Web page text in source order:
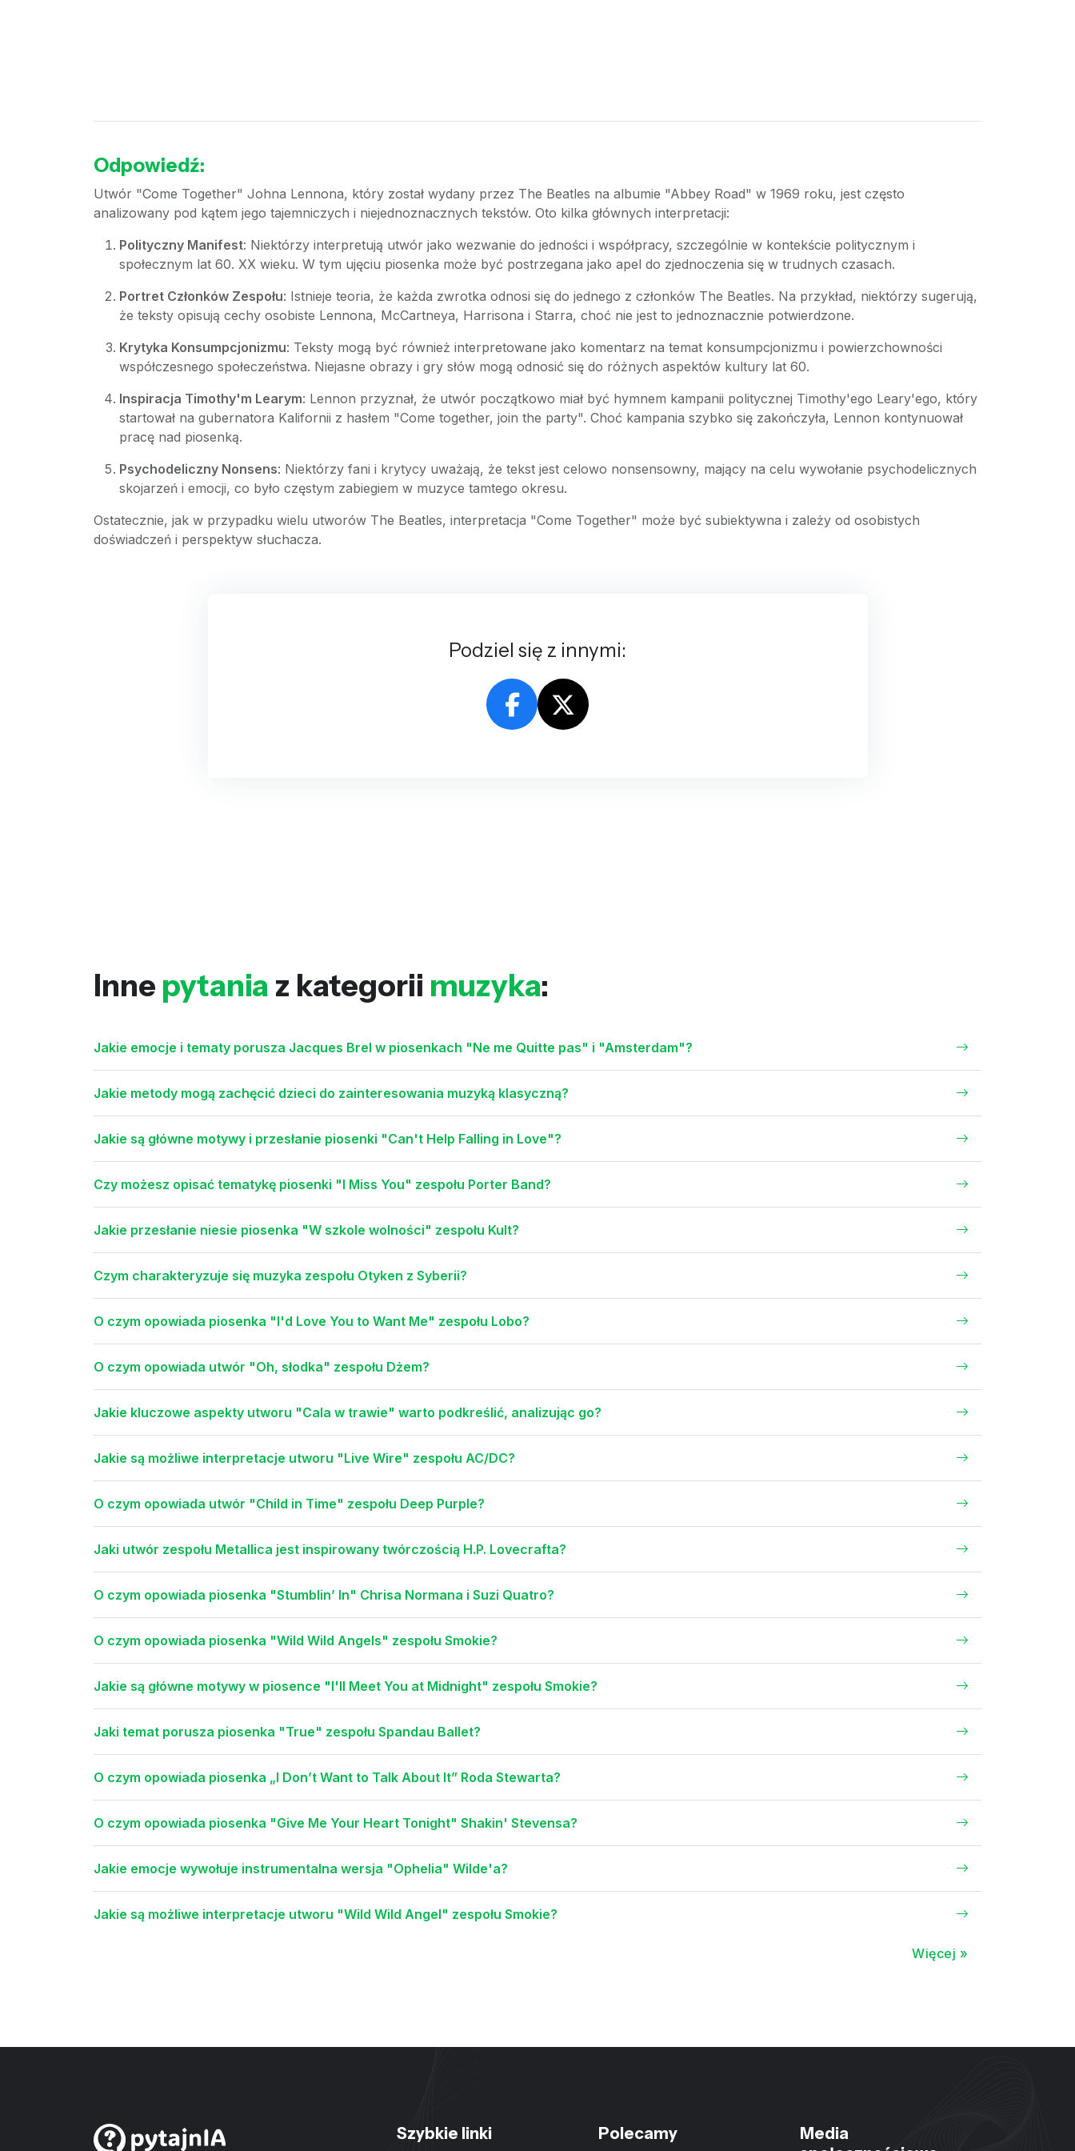
Odpowiedź:
Utwór "Come Together" Johna Lennona, który został wydany przez The Beatles na albumie "Abbey Road" w 1969 roku, jest często
analizowany pod kątem jego tajemniczych i niejednoznacznych tekstów. Oto kilka głównych interpretacji:
Polityczny Manifest: Niektórzy interpretują utwór jako wezwanie do jedności i współpracy, szczególnie w kontekście politycznym i
społecznym lat 60. XX wieku. W tym ujęciu piosenka może być postrzegana jako apel do zjednoczenia się w trudnych czasach.
Portret Członków Zespołu: Istnieje teoria, że każda zwrotka odnosi się do jednego z członków The Beatles. Na przykład, niektórzy sugerują,
że teksty opisują cechy osobiste Lennona, McCartneya, Harrisona i Starra, choć nie jest to jednoznacznie potwierdzone.
Krytyka Konsumpcjonizmu: Teksty mogą być również interpretowane jako komentarz na temat konsumpcjonizmu i powierzchowności
współczesnego społeczeństwa. Niejasne obrazy i gry słów mogą odnosić się do różnych aspektów kultury lat 60.
Inspiracja Timothy'm Learym: Lennon przyznał, że utwór początkowo miał być hymnem kampanii politycznej Timothy'ego Leary'ego, który
startował na gubernatora Kalifornii z hasłem "Come together, join the party". Choć kampania szybko się zakończyła, Lennon kontynuował
pracę nad piosenką.
Psychodeliczny Nonsens: Niektórzy fani i krytycy uważają, że tekst jest celowo nonsensowny, mający na celu wywołanie psychodelicznych
skojarzeń i emocji, co było częstym zabiegiem w muzyce tamtego okresu.
Ostatecznie, jak w przypadku wielu utworów The Beatles, interpretacja "Come Together" może być subiektywna i zależy od osobistych
doświadczeń i perspektyw słuchacza.
Podziel się z innymi:
Inne pytania z kategorii muzyka:
Jakie emocje i tematy porusza Jacques Brel w piosenkach "Ne me Quitte pas" i "Amsterdam"?
Jakie metody mogą zachęcić dzieci do zainteresowania muzyką klasyczną?
Jakie są główne motywy i przesłanie piosenki "Can't Help Falling in Love"?
Czy możesz opisać tematykę piosenki "I Miss You" zespołu Porter Band?
Jakie przesłanie niesie piosenka "W szkole wolności" zespołu Kult?
Czym charakteryzuje się muzyka zespołu Otyken z Syberii?
O czym opowiada piosenka "I'd Love You to Want Me" zespołu Lobo?
O czym opowiada utwór "Oh, słodka" zespołu Dżem?
Jakie kluczowe aspekty utworu "Cala w trawie" warto podkreślić, analizując go?
Jakie są możliwe interpretacje utworu "Live Wire" zespołu AC/DC?
O czym opowiada utwór "Child in Time" zespołu Deep Purple?
Jaki utwór zespołu Metallica jest inspirowany twórczością H.P. Lovecrafta?
O czym opowiada piosenka "Stumblin’ In" Chrisa Normana i Suzi Quatro?
O czym opowiada piosenka "Wild Wild Angels" zespołu Smokie?
Jakie są główne motywy w piosence "I'll Meet You at Midnight" zespołu Smokie?
Jaki temat porusza piosenka "True" zespołu Spandau Ballet?
O czym opowiada piosenka „I Don’t Want to Talk About It” Roda Stewarta?
O czym opowiada piosenka "Give Me Your Heart Tonight" Shakin' Stevensa?
Jakie emocje wywołuje instrumentalna wersja "Ophelia" Wilde'a?
Jakie są możliwe interpretacje utworu "Wild Wild Angel" zespołu Smokie?
Więcej »
Szybkie linki Polecamy
Media